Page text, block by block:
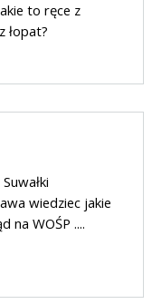
to ręce z
łopat?
wiedziec jakie
na WOŚP ....